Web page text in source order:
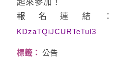
報名連結
KDzaTQiJCURTeTuI3
標籤： 公告